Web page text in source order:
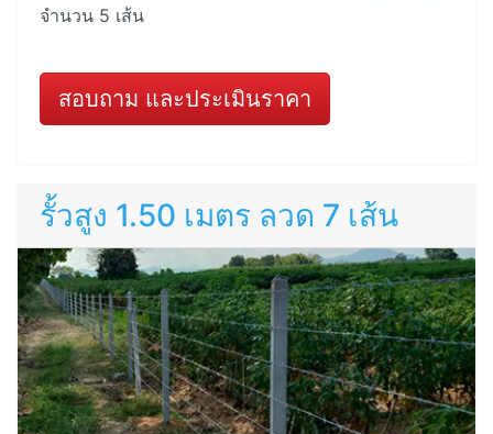
จำนวน 5 เส้น
สอบถาม และประเมินราคา
รั้วสูง 1.50 เมตร ลวด 7 เส้น